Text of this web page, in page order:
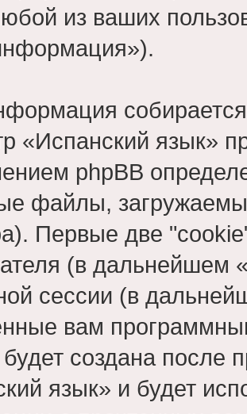
из ваших
«Испанский язык»
phpBB
файлы,
Первые две
(в дальнейшем
сессии (в
вам
создана после
язык» и будет